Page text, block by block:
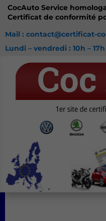
CocAuto Service
Certificat de conformité
Mail : contact@certificat-
Lundi – vendredi : 10h – 17h